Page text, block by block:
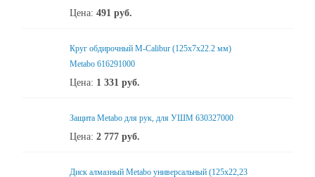
Цена: 491 руб.
Круг обдирочный M-Calibur (125x7х22.2 мм)
Metabo 616291000
Цена: 1 331 руб.
Защита Metabo для рук, для УШМ 630327000
Цена: 2 777 руб.
Диск алмазный Metabo универсальный (125x22,23